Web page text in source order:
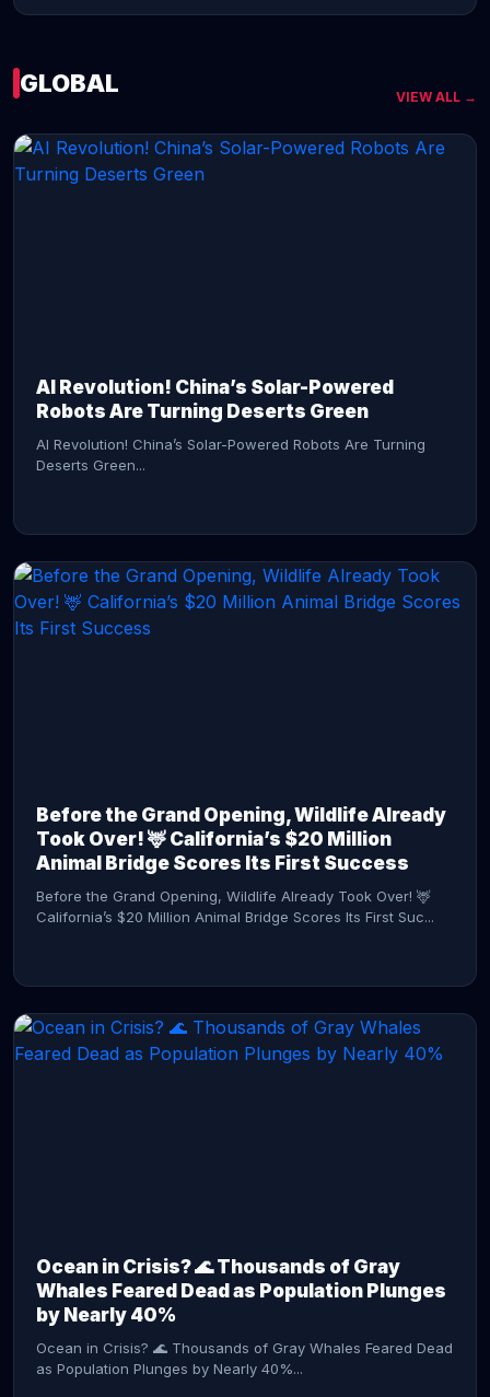
GLOBAL VIEW ALL →
AI Revolution! China’s Solar-Powered
Robots Are Turning Deserts Green
AI Revolution! China’s Solar-Powered Robots Are Turning
Deserts Green...
Before the Grand Opening, Wildlife Already
Took Over! 🦌 California’s $20 Million
Animal Bridge Scores Its First Success
Before the Grand Opening, Wildlife Already Took Over! 🦌
California’s $20 Million Animal Bridge Scores Its First Suc...
Ocean in Crisis? 🌊 Thousands of Gray
Whales Feared Dead as Population Plunges
by Nearly 40%
Ocean in Crisis? 🌊 Thousands of Gray Whales Feared Dead
as Population Plunges by Nearly 40%...